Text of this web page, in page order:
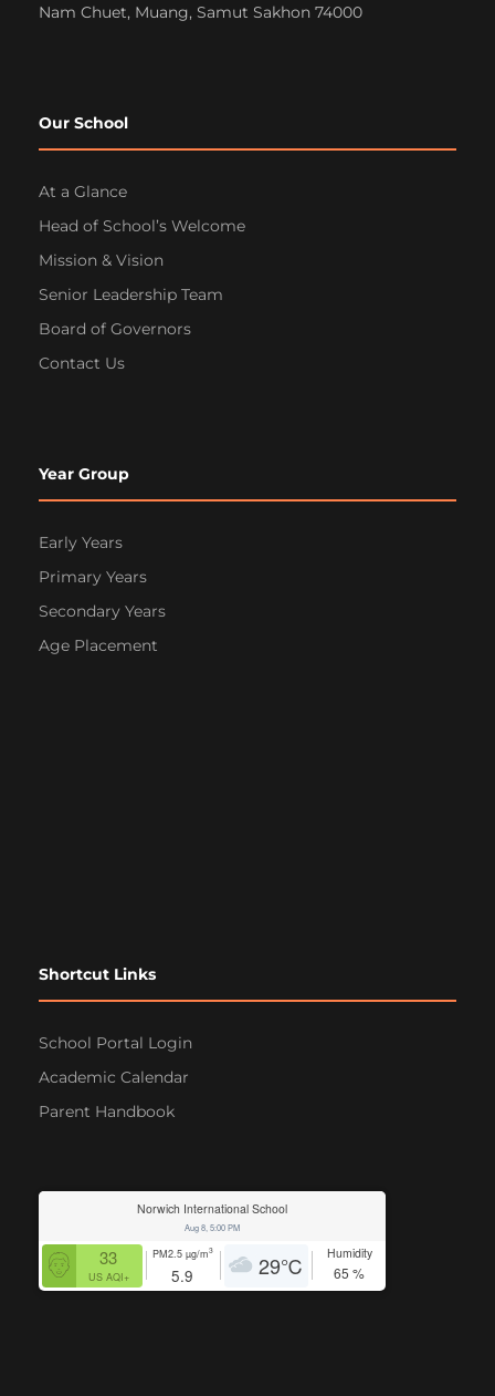
Nam Chuet, Muang, Samut Sakhon 74000
Our School
At a Glance
Head of School’s Welcome
Mission & Vision
Senior Leadership Team
Board of Governors
Contact Us
Year Group
Early Years
Primary Years
Secondary Years
Age Placement
Shortcut Links
School Portal Login
Academic Calendar
Parent Handbook
Norwich International School
Aug 8, 5:00 PM
33
US AQI+
PM2.5µg/m3
5.9 29℃ Humidity
65 %